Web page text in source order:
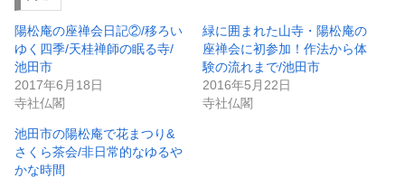
陽松庵の座禅会日記②/移ろい
ゆく四季/天桂禅師の眠る寺/
池田市
2017年6月18日
寺社仏閣
緑に囲まれた山寺・陽松庵の
座禅会に初参加！作法から体
験の流れまで/池田市
2016年5月22日
寺社仏閣
池田市の陽松庵で花まつり&
さくら茶会/非日常的なゆるや
かな時間